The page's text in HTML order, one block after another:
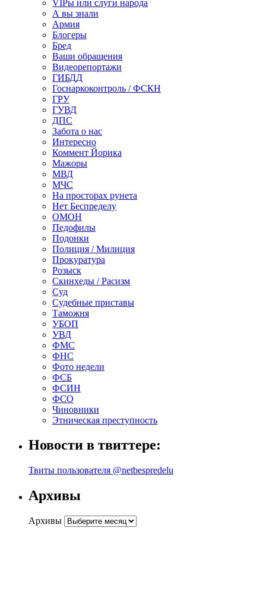
VIPы или слуги народа
А вы знали
Армия
Блогеры
Бред
Ваши обращения
Видеорепортажи
ГИБДД
Госнаркоконтроль / ФСКН
ГРУ
ГУВД
ДПС
Забота о нас
Интересно
Коммент Йорика
Мажоры
МВД
МЧС
На просторах рунета
Нет Беспределу
ОМОН
Педофилы
Подонки
Полиция / Милиция
Прокуратура
Розыск
Скинхеды / Расизм
Суд
Судебные приставы
Таможня
УБОП
УВД
ФМС
ФНС
Фото недели
ФСБ
ФСИН
ФСО
Чиновники
Этническая преступность
Новости в твиттере:
Твиты пользователя @netbespredelu
Архивы
Архивы